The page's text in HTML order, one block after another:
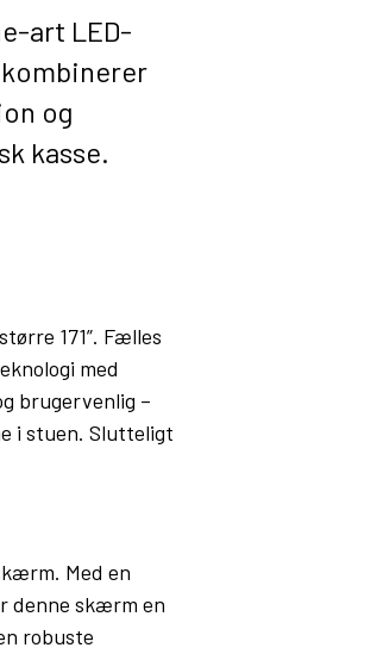
art LED-
og
kasse.
171”. Fælles
med
brugervenlig –
i stuen. Slutteligt
Med en
denne skærm en
robuste